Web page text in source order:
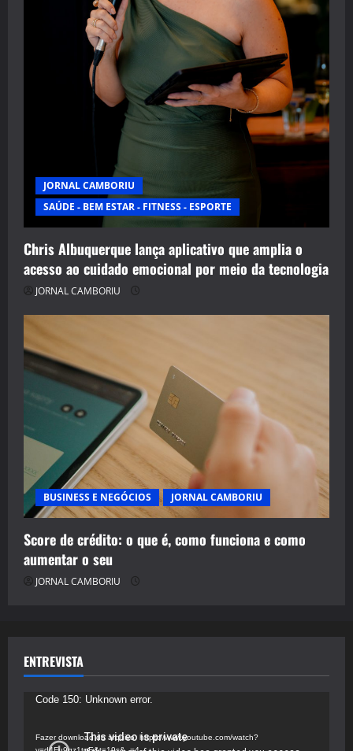
JORNAL CAMBORIU
SAÚDE - BEM ESTAR - FITNESS - ESPORTE
Chris Albuquerque lança aplicativo que amplia o
acesso ao cuidado emocional por meio da tecnologia
JORNAL CAMBORIU
BUSINESS E NEGÓCIOS JORNAL CAMBORIU
Score de crédito: o que é, como funciona e como
aumentar o seu
JORNAL CAMBORIU
ENTREVISTA
Tocador
vídeo
Code 150: Unknown error.
Fazer download do arquivo: https://www.youtube.com/watch?